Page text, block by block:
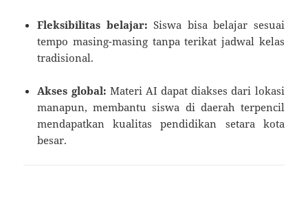
Fleksibilitas belajar: Siswa bisa belajar sesuai
tempo masing-masing tanpa terikat jadwal kelas
tradisional.
Akses global: Materi AI dapat diakses dari lokasi
manapun, membantu siswa di daerah terpencil
mendapatkan kualitas pendidikan setara kota
besar.